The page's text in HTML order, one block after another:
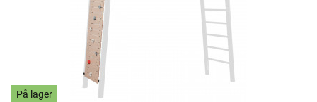
På lager